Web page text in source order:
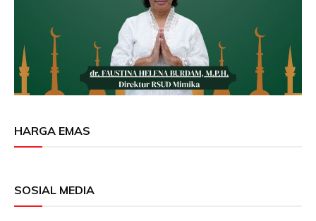
HARGA EMAS
SOSIAL MEDIA